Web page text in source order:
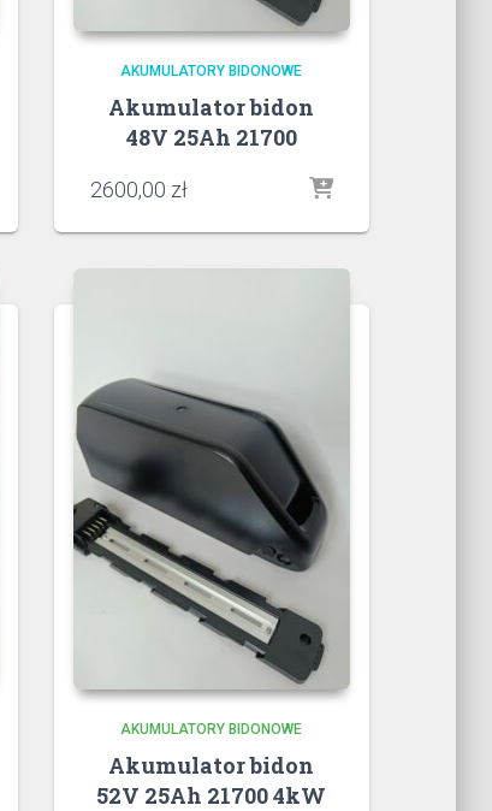
AKUMULATORY BIDONOWE
Akumulator bidon
48V 25Ah 21700
2600,00 zł
AKUMULATORY BIDONOWE
Akumulator bidon
52V 25Ah 21700 4kW